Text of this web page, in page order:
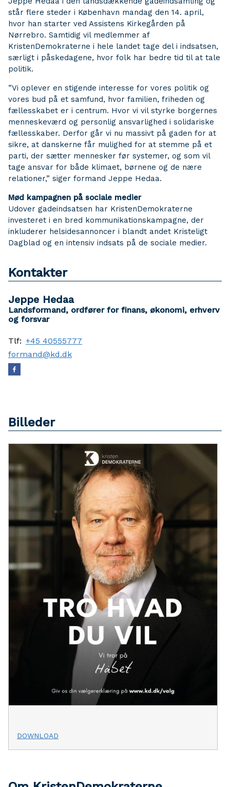
står flere steder i København mandag den 14. april,
hvor han starter ved Assistens Kirkegården på
Nørrebro. Samtidig vil medlemmer af
KristenDemokraterne i hele landet tage del i indsatsen,
særligt i påskedagene, hvor folk har bedre tid til at tale
politik.
”Vi oplever en stigende interesse for vores politik og
vores bud på et samfund, hvor familien, friheden og
fællesskabet er i centrum. Hvor vi vil styrke borgernes
menneskeværd og personlig ansvarlighed i solidariske
fællesskaber. Derfor går vi nu massivt på gaden for at
sikre, at danskerne får mulighed for at stemme på et
parti, der sætter mennesker før systemer, og som vil
tage ansvar for både klimaet, børnene og de nære
relationer,” siger formand Jeppe Hedaa.
Mød kampagnen på sociale medier
Udover gadeindsatsen har KristenDemokraterne
investeret i en bred kommunikationskampagne, der
inkluderer helsidesannoncer i blandt andet Kristeligt
Dagblad og en intensiv indsats på de sociale medier.
Kontakter
Jeppe Hedaa
Landsformand, ordfører for finans, økonomi, erhverv
og forsvar
Tlf: +45 40555777
formand@kd.dk
Billeder
DOWNLOAD